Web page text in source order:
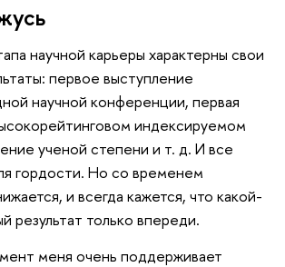
научной карьеры характерны свои
первое выступление
научной конференции, первая
индексируемом
ученой степени и т. д. И все
гордости. Но со временем
и всегда кажется, что какой-
результат только впереди.
меня очень поддерживает